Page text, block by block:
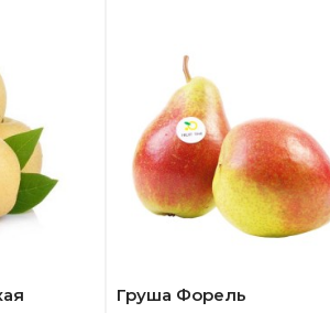
Груша Форель